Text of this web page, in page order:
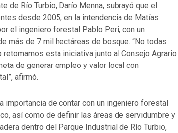
de Río Turbio, Darío Menna, subrayó que el
desde 2005, en la intendencia de Matías
el ingeniero forestal Pablo Peri, con un
más de 7 mil hectáreas de bosque. “No todas
retomamos esta iniciativa junto al Consejo Agrario
de generar empleo y valor local con
afirmó.
importancia de contar con un ingeniero forestal
así como de definir las áreas de servidumbre y
dentro del Parque Industrial de Río Turbio,